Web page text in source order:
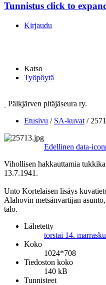
Tunnistus click to
Kirjaudu
Katso
Työpöytä
Pälkjärven pitäjäseura ry.
Etusivu / SA-kuvat /
Edellinen data-
Vihollisen hakkauttamia
13.7.1941.
Unto Kortelaisen lisäys
Alahovin metsänvartijan
talo.
Lähetetty
torstai 14.
Koko
1024*708
Tiedoston koko
140 kB
Tunnisteet